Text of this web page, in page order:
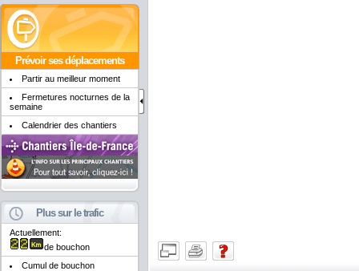
Prévoir ses déplacements
Partir au meilleur moment
Fermetures nocturnes de la
semaine
Calendrier des chantiers
Plus sur le trafic
Actuellement:
de bouchon
Cumul de bouchon